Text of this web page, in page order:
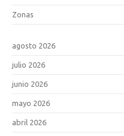
Zonas
agosto 2026
julio 2026
junio 2026
mayo 2026
abril 2026